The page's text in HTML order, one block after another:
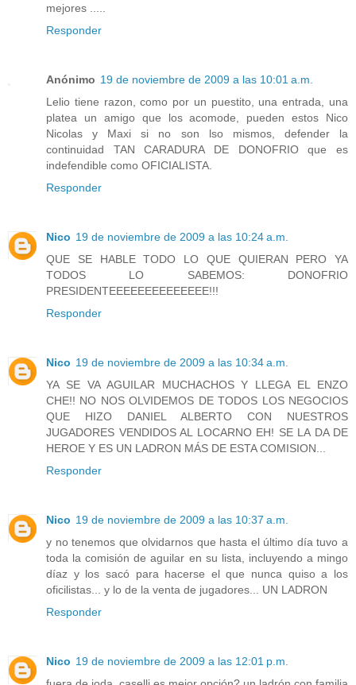
mejores .....
Responder
Anónimo 19 de noviembre de 2009 a las 10:01 a.m.
Lelio tiene razon, como por un puestito, una entrada, una
platea un amigo que los acomode, pueden estos Nico
Nicolas y Maxi si no son lso mismos, defender la
continuidad TAN CARADURA DE DONOFRIO que es
indefendible como OFICIALISTA.
Responder
Nico 19 de noviembre de 2009 a las 10:24 a.m.
QUE SE HABLE TODO LO QUE QUIERAN PERO YA
TODOS LO SABEMOS: DONOFRIO
PRESIDENTEEEEEEEEEEEEEE!!!
Responder
Nico 19 de noviembre de 2009 a las 10:34 a.m.
YA SE VA AGUILAR MUCHACHOS Y LLEGA EL ENZO
CHE!! NO NOS OLVIDEMOS DE TODOS LOS NEGOCIOS
QUE HIZO DANIEL ALBERTO CON NUESTROS
JUGADORES VENDIDOS AL LOCARNO EH! SE LA DA DE
HEROE Y ES UN LADRON MÁS DE ESTA COMISION...
Responder
Nico 19 de noviembre de 2009 a las 10:37 a.m.
y no tenemos que olvidarnos que hasta el último día tuvo a
toda la comisión de aguilar en su lista, incluyendo a mingo
díaz y los sacó para hacerse el que nunca quiso a los
oficilistas... y lo de la venta de jugadores... UN LADRON
Responder
Nico 19 de noviembre de 2009 a las 12:01 p.m.